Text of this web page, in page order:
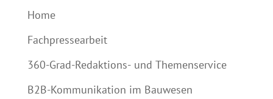
Home
Fachpressearbeit
360-Grad-Redaktions- und Themenservice
B2B-Kommunikation im Bauwesen